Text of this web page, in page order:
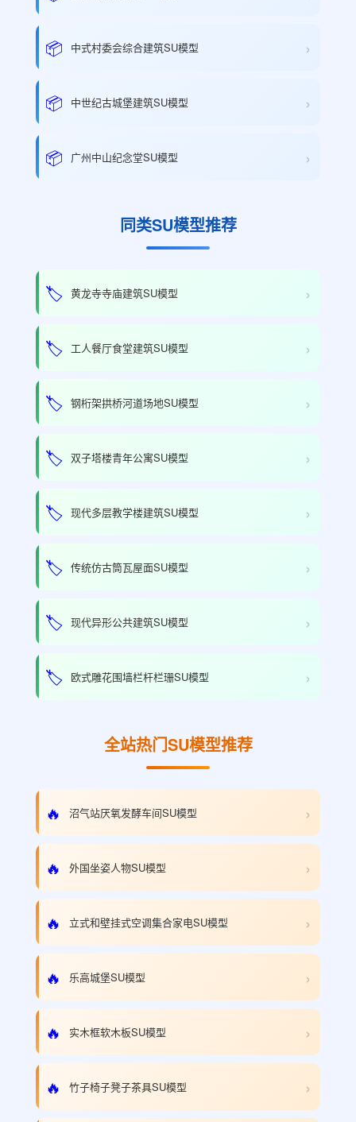
📦 中式村委会综合建筑SU模型 ›
📦 中世纪古城堡建筑SU模型 ›
📦 广州中山纪念堂SU模型 ›
同类SU模型推荐
🏷️ 黄龙寺寺庙建筑SU模型 ›
🏷️ 工人餐厅食堂建筑SU模型 ›
🏷️ 钢桁架拱桥河道场地SU模型 ›
🏷️ 双子塔楼青年公寓SU模型 ›
🏷️ 现代多层教学楼建筑SU模型 ›
🏷️ 传统仿古筒瓦屋面SU模型 ›
🏷️ 现代异形公共建筑SU模型 ›
🏷️ 欧式雕花围墙栏杆栏珊SU模型 ›
全站热门SU模型推荐
🔥 沼气站厌氧发酵车间SU模型 ›
🔥 外国坐姿人物SU模型 ›
🔥 立式和壁挂式空调集合家电SU模型 ›
🔥 乐高城堡SU模型 ›
🔥 实木框软木板SU模型 ›
🔥 竹子椅子凳子茶具SU模型 ›